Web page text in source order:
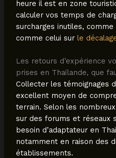
heure il est en zone
calculer vos temps de
surcharges inutiles,
comme celui sur le
Les retours d’expérience
prises en Thaïlande, que
Collecter les témoignages
excellent moyen de
terrain. Selon les
sur des forums et réseaux
besoin d’adaptateur en
notamment en raison des
établissements.